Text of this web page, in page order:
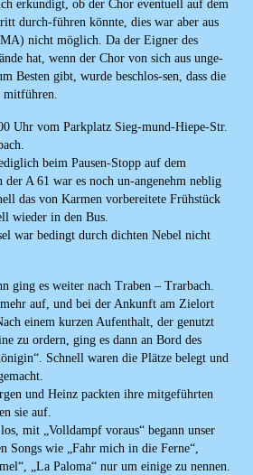
erkundigt, ob der Chor eventuell auf dem
durch-führen könnte, dies war aber aus
nicht möglich. Da der Eigner des
hat, wenn der Chor von sich aus unge-
Besten gibt, wurde beschlos-sen, dass die
mitführen.
Uhr vom Parkplatz Sieg-mund-Hiepe-Str.
beim Pausen-Stopp auf dem
der A 61 war es noch un-angenehm neblig
das von Karmen vorbereitete Frühstück
wieder in den Bus.
war bedingt durch dichten Nebel nicht
ging es weiter nach Traben – Trarbach.
auf, und bei der Ankunft am Zielort
einem kurzen Aufenthalt, der genutzt
zu ordern, ging es dann an Bord des
Schnell waren die Plätze belegt und
und Heinz packten ihre mitgeführten
sie auf.
mit „Volldampf voraus“ begann unser
Songs wie „Fahr mich in die Ferne“,
„La Paloma“ nur um einige zu nennen.